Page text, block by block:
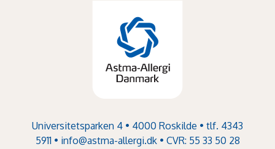
Universitetsparken 4 • 4000 Roskilde • tlf. 4343
5911 • info@astma-allergi.dk• CVR: 55 33 50 28